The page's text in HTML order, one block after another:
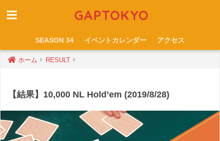
GAPTOKYO
SEASON 34 イベントカレンダー アクセス
ホーム RESULT
【結果】10,000 NL Hold’em (2019/8/28)